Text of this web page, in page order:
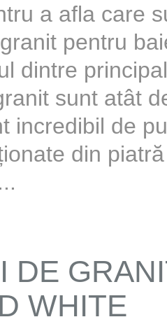
a afla care
pentru
dintre
sunt atât
incredibil de
din
DE
WHITE